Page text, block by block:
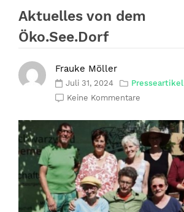
Inhalt
springen
Aktuelles von dem
Öko.See.Dorf
Frauke Möller
Juli 31, 2024
Presseartikel
Keine Kommentare